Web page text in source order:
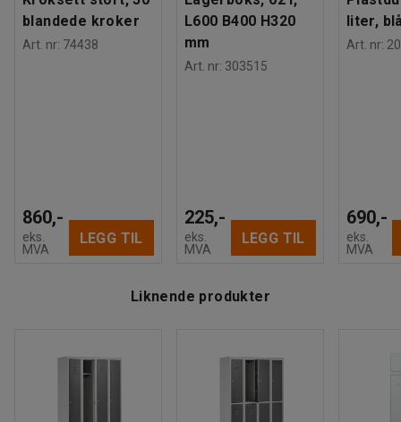
Byggvarubedömd ID: 139208 / 148170
blandede kroker
Art. nr: 74438
860,-
eks.
MVA
LEGG TIL
L600 B400 H320
mm
Art. nr: 303515
225,-
eks.
MVA
LEGG TIL
liter,
Art. nr:
690,-
eks.
MVA
Liknende produkter